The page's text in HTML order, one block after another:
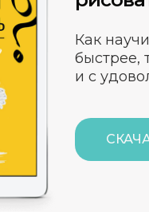
Как
быстрее,
и с